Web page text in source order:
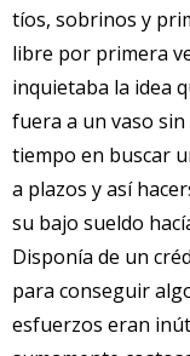
tíos, sobrinos y
libre por primera
inquietaba la idea
fuera a un vaso
tiempo en buscar
a plazos y así
su bajo sueldo
Disponía de un
para conseguir
esfuerzos eran